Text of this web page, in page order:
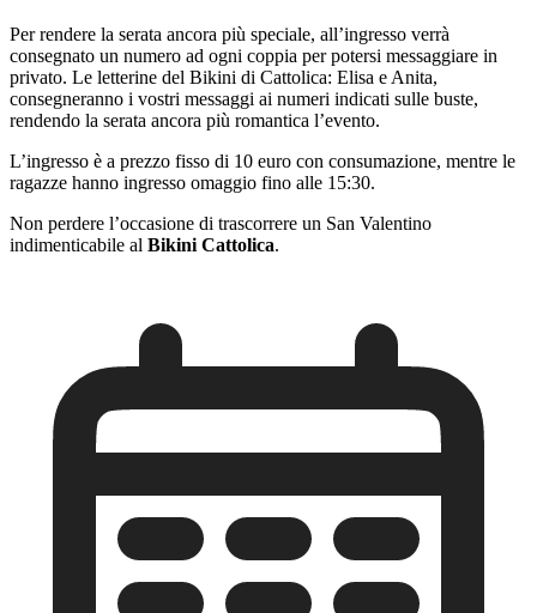
Per rendere la serata ancora più speciale, all’ingresso verrà
consegnato un numero ad ogni coppia per potersi messaggiare in
privato. Le letterine del Bikini di Cattolica: Elisa e Anita,
consegneranno i vostri messaggi ai numeri indicati sulle buste,
rendendo la serata ancora più romantica l’evento.
L’ingresso è a prezzo fisso di 10 euro con consumazione, mentre le
ragazze hanno ingresso omaggio fino alle 15:30.
Non perdere l’occasione di trascorrere un San Valentino
indimenticabile al Bikini Cattolica.